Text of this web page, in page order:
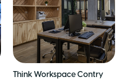
Think Workspace Contry